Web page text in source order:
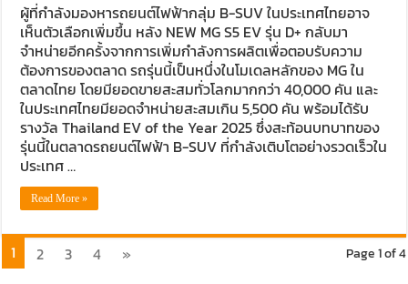
ผู้ที่กำลังมองหารถยนต์ไฟฟ้ากลุ่ม B-SUV ในประเทศไทยอาจ
เห็นตัวเลือกเพิ่มขึ้น หลัง NEW MG S5 EV รุ่น D+ กลับมา
จำหน่ายอีกครั้งจากการเพิ่มกำลังการผลิตเพื่อตอบรับความ
ต้องการของตลาด รถรุ่นนี้เป็นหนึ่งในโมเดลหลักของ MG ใน
ตลาดไทย โดยมียอดขายสะสมทั่วโลกมากกว่า 40,000 คัน และ
ในประเทศไทยมียอดจำหน่ายสะสมเกิน 5,500 คัน พร้อมได้รับ
รางวัล Thailand EV of the Year 2025 ซึ่งสะท้อนบทบาทของ
รุ่นนี้ในตลาดรถยนต์ไฟฟ้า B-SUV ที่กำลังเติบโตอย่างรวดเร็วใน
ประเทศ …
Read More »
Page 1 of 4
1 2 3 4 »